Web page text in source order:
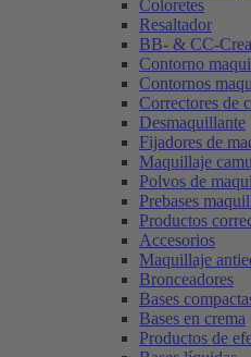
Coloretes
Resaltador
BB- & CC-
Contorno
Contornos
Correctores de
Desmaquillante
Fijadores de
Maquillaje
Polvos de
Prebases
Productos
Accesorios
Maquillaje
Bronceadores
Bases
Bases en crema
Productos de